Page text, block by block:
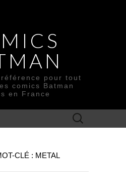
pour tout
comics Batman
en France
Rechercher :
CLÉ : METAL